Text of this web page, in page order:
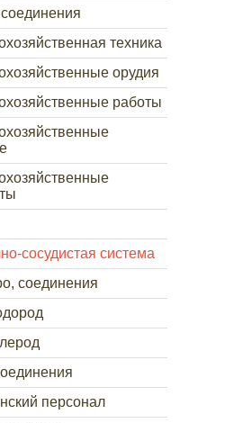
техника
орудия
работы
сосудистая система
соединения
персонал